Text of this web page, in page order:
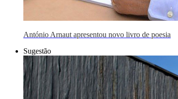
António Arnaut apresentou novo livro de poesia
Sugestão